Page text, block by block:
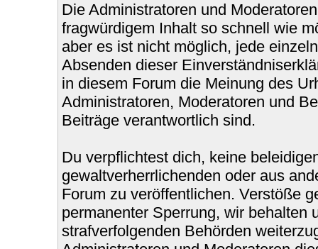
Die Administratoren und
fragwürdigem Inhalt so schnell wie
aber es ist nicht möglich, jede
Absenden dieser
in diesem Forum die Meinung des
Administratoren, Moderatoren und
Beiträge verantwortlich sind.
Du verpflichtest dich, keine
gewaltverherrlichenden oder aus
Forum zu veröffentlichen. Verstöße
permanenter Sperrung, wir behalten
strafverfolgenden Behörden